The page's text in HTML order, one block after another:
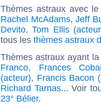
Thèmes astraux avec
Rachel McAdams,Jeff
Devito,Tom Ellis
tous les thèmes astraux
Thèmes astraux ayant
Franco, Frances
(acteur), Francis Bacon
Richard Tarnas... Voir
23° Bélier.